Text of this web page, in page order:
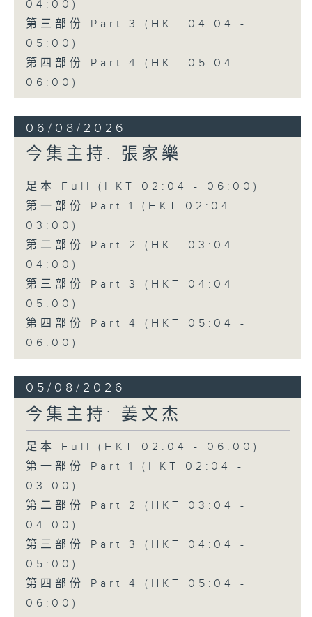
04:00)
第三部份 Part 3 (HKT 04:04 -
05:00)
第四部份 Part 4 (HKT 05:04 -
06:00)
06/08/2026
今集主持: 張家樂
足本 Full (HKT 02:04 - 06:00)
第一部份 Part 1 (HKT 02:04 -
03:00)
第二部份 Part 2 (HKT 03:04 -
04:00)
第三部份 Part 3 (HKT 04:04 -
05:00)
第四部份 Part 4 (HKT 05:04 -
06:00)
05/08/2026
今集主持: 姜文杰
足本 Full (HKT 02:04 - 06:00)
第一部份 Part 1 (HKT 02:04 -
03:00)
第二部份 Part 2 (HKT 03:04 -
04:00)
第三部份 Part 3 (HKT 04:04 -
05:00)
第四部份 Part 4 (HKT 05:04 -
06:00)